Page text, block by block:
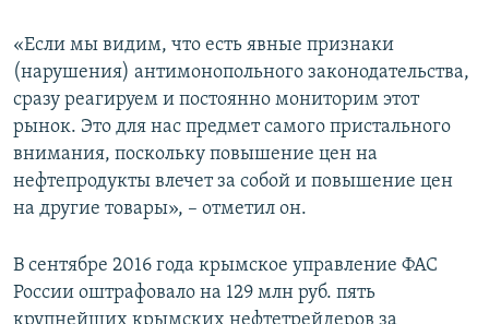
«Если мы видим, что есть явные признаки
(нарушения) антимонопольного законодательства,
сразу реагируем и постоянно мониторим этот
рынок. Это для нас предмет самого пристального
внимания, поскольку повышение цен на
нефтепродукты влечет за собой и повышение цен
на другие товары», – отметил он.
В сентябре 2016 года крымское управление ФАС
России оштрафовало на 129 млн руб. пять